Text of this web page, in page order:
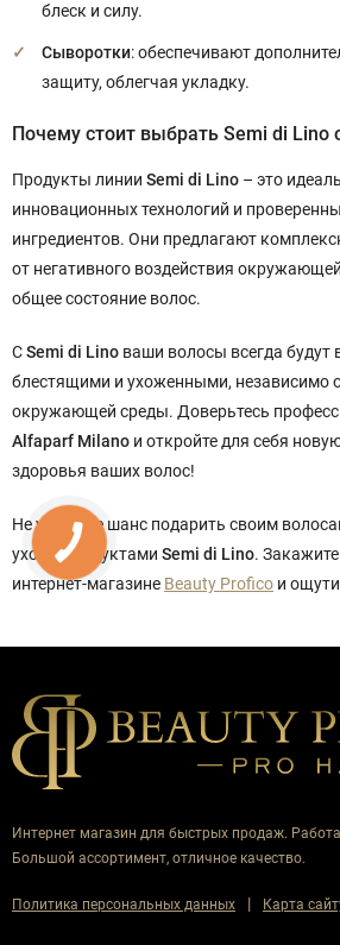
блеск и силу.
Сыворотки: обеспечивают
защиту, облегчая укладку.
Почему стоит выбрать Semi di Lino
Продукты линии Semi di Lino – это
инновационных технологий и
ингредиентов. Они предлагают
от негативного воздействия
общее состояние волос.
СSemi di Lino ваши волосы всегда
блестящими и ухоженными, независимо
окружающей среды. Доверьтесь
Alfaparf Milano и откройте для себя
здоровья ваших волос!
Не упустите шанс подарить своим
уход с продуктами Semi di Lino.
интернет-магазине Beauty Profico и
Интернет магазин для быстрых продаж.
Большой ассортимент, отличное качество.
Политика персональных данных | Карта